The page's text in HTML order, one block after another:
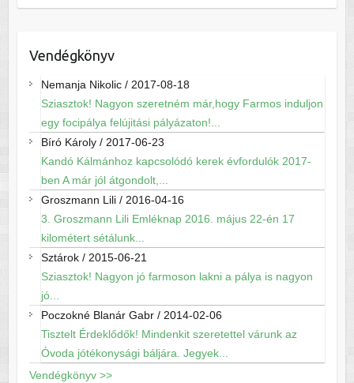
Vendégkönyv
Nemanja Nikolic/ 2017-08-18
Sziasztok! Nagyon szeretném már,hogy Farmos induljon
egy focipálya felújitási pályázaton!...
Bíró Károly/ 2017-06-23
Kandó Kálmánhoz kapcsolódó kerek évfordulók 2017-
ben A már jól átgondolt,...
Groszmann Lili/ 2016-04-16
3. Groszmann Lili Emléknap 2016. május 22-én 17
kilométert sétálunk...
Sztárok/ 2015-06-21
Sziasztok! Nagyon jó farmoson lakni a pálya is nagyon
jó...
Poczokné Blanár Gabr/ 2014-02-06
Tisztelt Érdeklődők! Mindenkit szeretettel várunk az
Óvoda jótékonysági báljára. Jegyek...
Vendégkönyv >>